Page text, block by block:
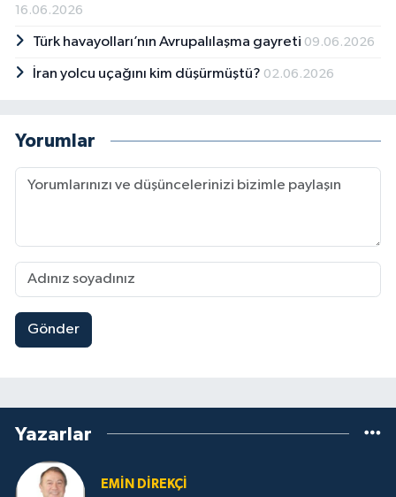
16.06.2026
Türk havayolları’nın Avrupalılaşma gayreti 09.06.2026
İran yolcu uçağını kim düşürmüştü? 02.06.2026
Yorumlar
Gönder
Yazarlar
EMIN DIREKÇI